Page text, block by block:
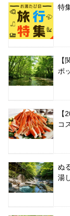
特
ポ
【
コ
ぬ
湯